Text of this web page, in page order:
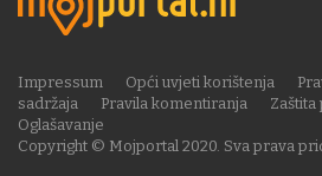
Copyright © Mojportal 2020. Sva prava
Impressum Opći uvjeti korištenja
sadržaja
Pravila komentiranja
Oglašavanje